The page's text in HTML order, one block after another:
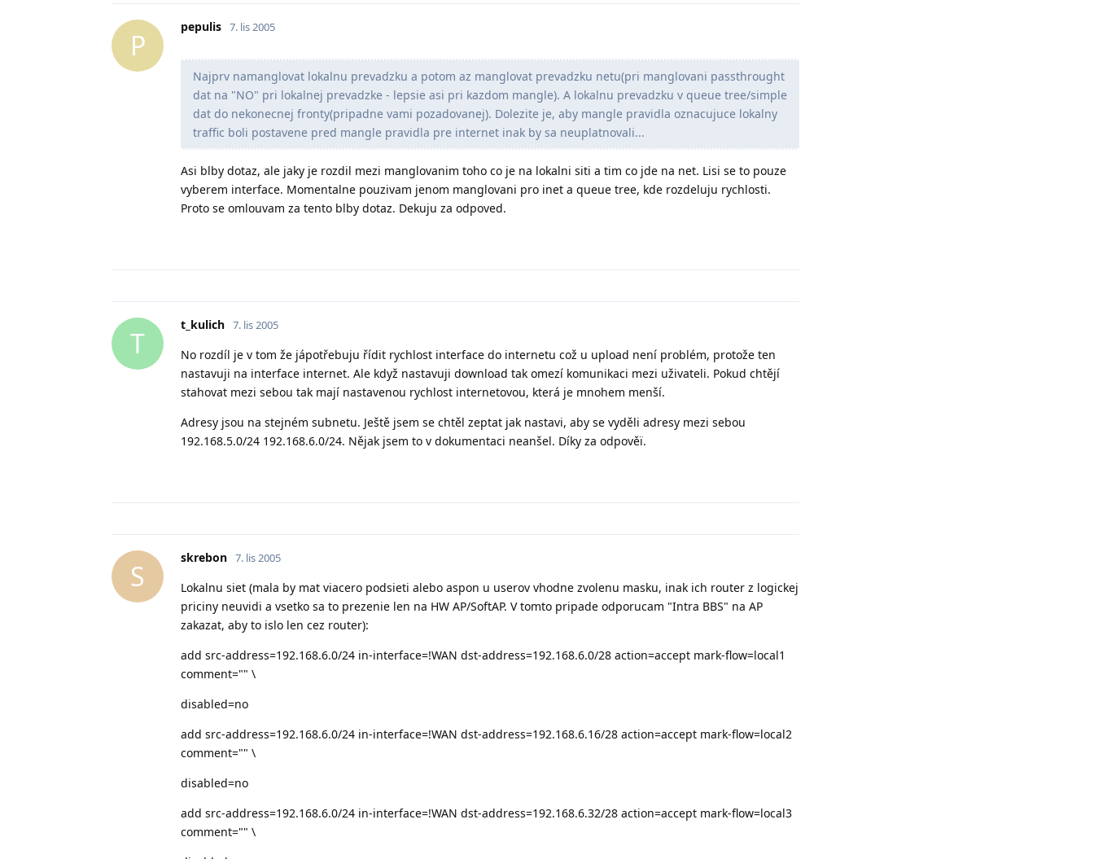
P
pepulis 7. lis 2005
Najprv namanglovat lokalnu prevadzku a potom az manglovat prevadzku netu(pri manglovani passthrought
dat na "NO" pri lokalnej prevadzke - lepsie asi pri kazdom mangle). A lokalnu prevadzku v queue tree/simple
dat do nekonecnej fronty(pripadne vami pozadovanej). Dolezite je, aby mangle pravidla oznacujuce lokalny
traffic boli postavene pred mangle pravidla pre internet inak by sa neuplatnovali...
Asi blby dotaz, ale jaky je rozdil mezi manglovanim toho co je na lokalni siti a tim co jde na net. Lisi se to pouze
vyberem interface. Momentalne pouzivam jenom manglovani pro inet a queue tree, kde rozdeluju rychlosti.
Proto se omlouvam za tento blby dotaz. Dekuju za odpoved.
T
t_kulich 7. lis 2005
No rozdíl je v tom že jápotřebuju řídit rychlost interface do internetu což u upload není problém, protože ten
nastavuji na interface internet. Ale když nastavuji download tak omezí komunikaci mezi uživateli. Pokud chtějí
stahovat mezi sebou tak mají nastavenou rychlost internetovou, která je mnohem menší.
Adresy jsou na stejném subnetu. Ještě jsem se chtěl zeptat jak nastavi, aby se vyděli adresy mezi sebou
192.168.5.0/24 192.168.6.0/24. Nějak jsem to v dokumentaci neanšel. Díky za odpověï.
S
skrebon 7. lis 2005
Lokalnu siet (mala by mat viacero podsieti alebo aspon u userov vhodne zvolenu masku, inak ich router z logickej
priciny neuvidi a vsetko sa to prezenie len na HW AP/SoftAP. V tomto pripade odporucam "Intra BBS" na AP
zakazat, aby to islo len cez router):
add src-address=192.168.6.0/24 in-interface=!WAN dst-address=192.168.6.0/28 action=accept mark-flow=local1
comment="" \
disabled=no
add src-address=192.168.6.0/24 in-interface=!WAN dst-address=192.168.6.16/28 action=accept mark-flow=local2
comment="" \
disabled=no
add src-address=192.168.6.0/24 in-interface=!WAN dst-address=192.168.6.32/28 action=accept mark-flow=local3
comment="" \